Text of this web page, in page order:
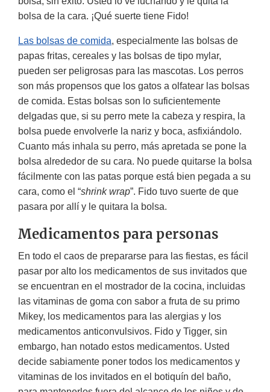
bolsa de la cara. ¡Qué suerte tiene Fido!
Las bolsas de comida, especialmente las bolsas de
papas fritas, cereales y las bolsas de tipo mylar,
pueden ser peligrosas para las mascotas. Los perros
son más propensos que los gatos a olfatear las bolsas
de comida. Estas bolsas son lo suficientemente
delgadas que, si su perro mete la cabeza y respira, la
bolsa puede envolverle la nariz y boca, asfixiándolo.
Cuanto más inhala su perro, más apretada se pone la
bolsa alrededor de su cara. No puede quitarse la bolsa
fácilmente con las patas porque está bien pegada a su
cara, como el “shrink wrap”. Fido tuvo suerte de que
pasara por allí y le quitara la bolsa.
Medicamentos para personas
En todo el caos de prepararse para las fiestas, es fácil
pasar por alto los medicamentos de sus invitados que
se encuentran en el mostrador de la cocina, incluidas
las vitaminas de goma con sabor a fruta de su primo
Mikey, los medicamentos para las alergias y los
medicamentos anticonvulsivos. Fido y Tigger, sin
embargo, han notado estos medicamentos. Usted
decide sabiamente poner todos los medicamentos y
vitaminas de los invitados en el botiquín del baño,